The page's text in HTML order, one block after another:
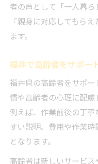
者の声として「一人暮ら
「親身に対応してもら
ます。
福井で高齢者をサポー
福井県の高齢者をサポ
慣や高齢者の心理に配慮
例えば、作業前後の丁
すい説明、費用や作業
となります。
高齢者は新しいサービ